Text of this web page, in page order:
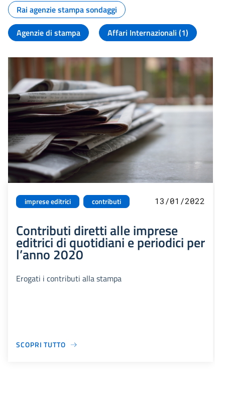
Rai agenzie stampa sondaggi
Agenzie di stampa
Affari Internazionali (1)
imprese editrici contributi 13/01/2022
Contributi diretti alle imprese
editrici di quotidiani e periodici per
l’anno 2020
Erogati i contributi alla stampa
SCOPRI TUTTO